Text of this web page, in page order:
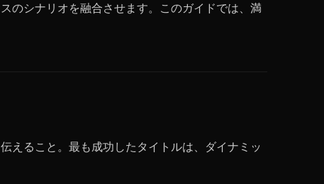
のシナリオを融合させます。このガイドでは、満
えること。最も成功したタイトルは、ダイナミッ